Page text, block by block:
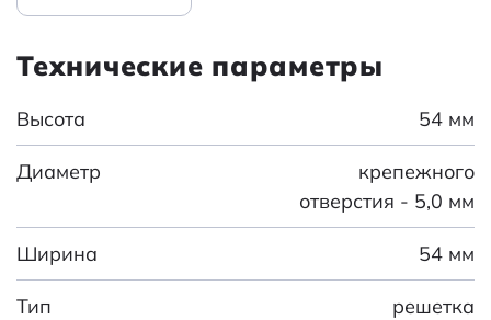
Технические параметры
Высота 54 мм
Диаметр
крепежного
отверстия - 5,0 мм
Ширина 54 мм
Тип
решетка